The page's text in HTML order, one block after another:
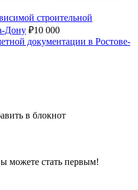
строительной
Дону ₽10 000
документации в Ростове-
в блокнот
можете стать первым!